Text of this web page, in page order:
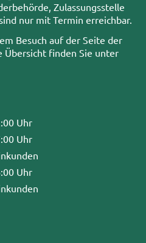
Zulassungsstelle
nur mit Termin erreichbar.
Besuch auf der Seite der
Übersicht finden Sie unter
Uhr
Uhr
Uhr